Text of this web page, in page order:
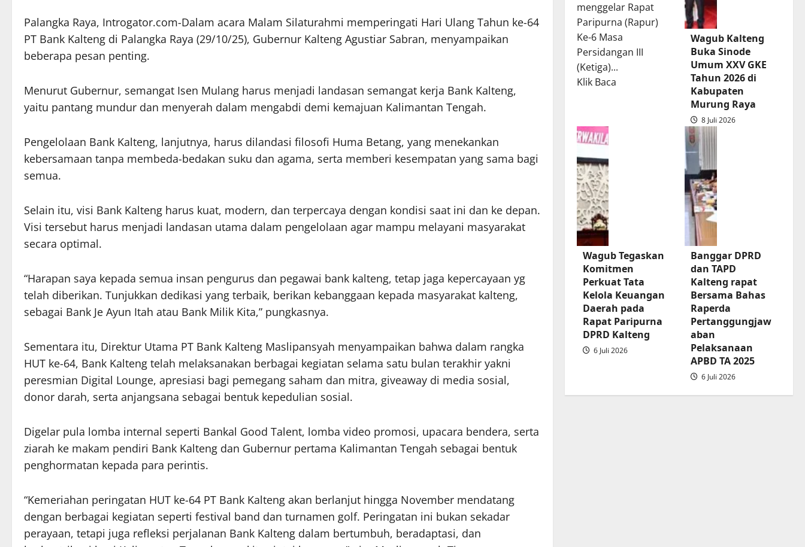
Palangka Raya, Introgator.com-Dalam acara Malam Silaturahmi memperingati Hari Ulang Tahun ke-64
PT Bank Kalteng di Palangka Raya (29/10/25), Gubernur Kalteng Agustiar Sabran, menyampaikan
beberapa pesan penting.
Menurut Gubernur, semangat Isen Mulang harus menjadi landasan semangat kerja Bank Kalteng,
yaitu pantang mundur dan menyerah dalam mengabdi demi kemajuan Kalimantan Tengah.
Pengelolaan Bank Kalteng, lanjutnya, harus dilandasi filosofi Huma Betang, yang menekankan
kebersamaan tanpa membeda-bedakan suku dan agama, serta memberi kesempatan yang sama bagi
semua.
Selain itu, visi Bank Kalteng harus kuat, modern, dan terpercaya dengan kondisi saat ini dan ke depan.
Visi tersebut harus menjadi landasan utama dalam pengelolaan agar mampu melayani masyarakat
secara optimal.
“Harapan saya kepada semua insan pengurus dan pegawai bank kalteng, tetap jaga kepercayaan yg
telah diberikan. Tunjukkan dedikasi yang terbaik, berikan kebanggaan kepada masyarakat kalteng,
sebagai Bank Je Ayun Itah atau Bank Milik Kita,” pungkasnya.
Sementara itu, Direktur Utama PT Bank Kalteng Maslipansyah menyampaikan bahwa dalam rangka
HUT ke-64, Bank Kalteng telah melaksanakan berbagai kegiatan selama satu bulan terakhir yakni
peresmian Digital Lounge, apresiasi bagi pemegang saham dan mitra, giveaway di media sosial,
donor darah, serta anjangsana sebagai bentuk kepedulian sosial.
Digelar pula lomba internal seperti Bankal Good Talent, lomba video promosi, upacara bendera, serta
ziarah ke makam pendiri Bank Kalteng dan Gubernur pertama Kalimantan Tengah sebagai bentuk
penghormatan kepada para perintis.
“Kemeriahan peringatan HUT ke-64 PT Bank Kalteng akan berlanjut hingga November mendatang
dengan berbagai kegiatan seperti festival band dan turnamen golf. Peringatan ini bukan sekadar
perayaan, tetapi juga refleksi perjalanan Bank Kalteng dalam bertumbuh, beradaptasi, dan
menggelar Rapat
Paripurna (Rapur)
Ke-6 Masa
Persidangan III
(Ketiga)...
Klik BacaRead
Pertanggungjawaban
Pelaksanaan
APBD
2025
Wagub Kalteng
Buka Sinode
Umum XXV GKE
Tahun 2026 di
Kabupaten
Murung Raya
8 Juli 2026
Wagub Tegaskan
Komitmen
Perkuat Tata
Kelola Keuangan
Daerah pada
Rapat Paripurna
DPRD Kalteng
6 Juli 2026
Banggar DPRD
dan TAPD
Kalteng rapat
Bersama Bahas
Raperda
Pertanggungjaw
aban
Pelaksanaan
APBD TA 2025
6 Juli 2026